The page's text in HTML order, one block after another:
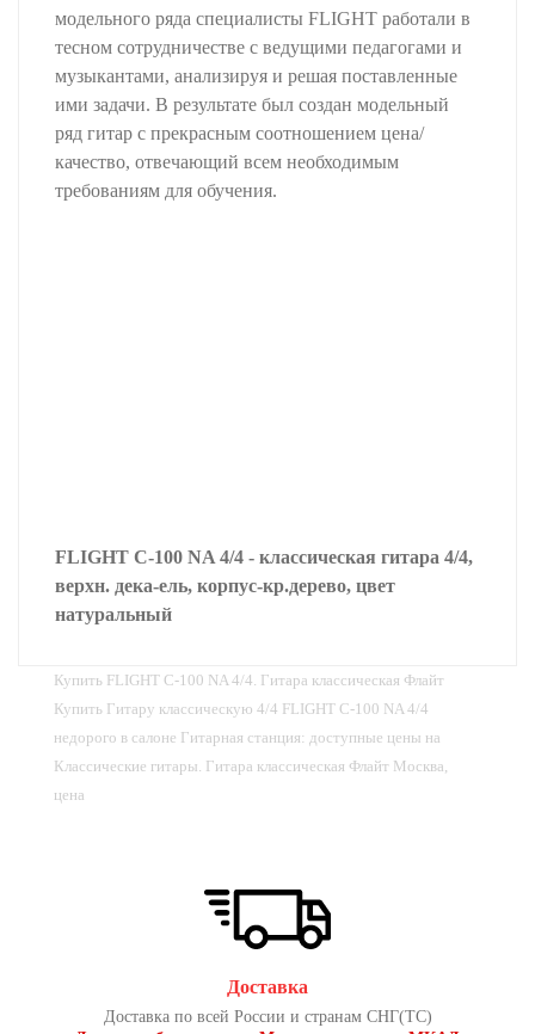
модельного ряда специалисты FLIGHT работали в
тесном сотрудничестве с ведущими педагогами и
музыкантами, анализируя и решая поставленные
ими задачи. В результате был создан модельный
ряд гитар с прекрасным соотношением цена/
качество, отвечающий всем необходимым
требованиям для обучения.
FLIGHT C-100 NA 4/4 - классическая гитара 4/4,
верхн. дека-ель, корпус-кр.дерево, цвет
натуральный
Купить FLIGHT C-100 NA 4/4. Гитара классическая Флайт
Купить Гитару классическую 4/4 FLIGHT C-100 NA 4/4
недорого в салоне Гитарная станция: доступные цены на
Классические гитары. Гитара классическая Флайт Москва,
цена
Доставка
Доставка по всей России и странам СНГ(ТС)